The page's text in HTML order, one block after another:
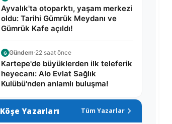
Ayvalık'ta otoparktı, yaşam merkezi
oldu: Tarihi Gümrük Meydanı ve
Gümrük Kafe açıldı!
G Gündem·22 saat önce
Kartepe'de büyüklerden ilk teleferik
heyecanı: Alo Evlat Sağlık
Kulübü'nden anlamlı buluşma!
Köşe Yazarları Tüm Yazarlar